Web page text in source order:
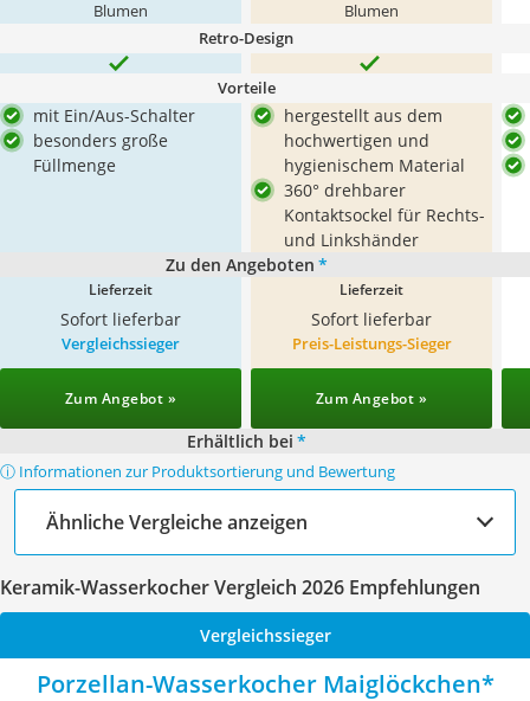
Blumen Blumen
Retro-Design
Vorteile
mit Ein/Aus-Schalter
besonders große
Füllmenge
hergestellt aus dem
hochwertigen und
hygienischem Material
360° drehbarer
Kontaktsockel für Rechts-
und Linkshänder
Zu den Angeboten *
Lieferzeit
Sofort lieferbar
Lieferzeit
Sofort lieferbar
Vergleichssieger
Zum Angebot »
Preis-Leistungs-Sieger
Zum Angebot »
Erhältlich bei *
ⓘ Informationen zur Produktsortierung und Bewertung
Ähnliche Vergleiche anzeigen
Keramik-Wasserkocher Vergleich 2026 Empfehlungen
Vergleichssieger
Porzellan-Wasserkocher Maiglöckchen